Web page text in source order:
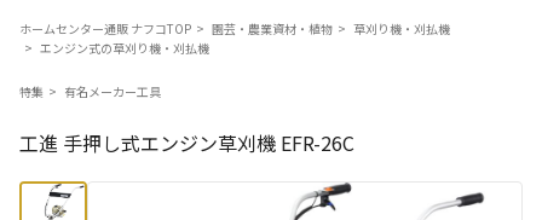
ホームセンター通販 ナフコTOP 園芸・農業資材・植物
草刈り機・刈払機
エンジン式の草刈り機・刈払機
特集 有名メーカー工具
工進 手押し式エンジン草刈機 EFR-26C